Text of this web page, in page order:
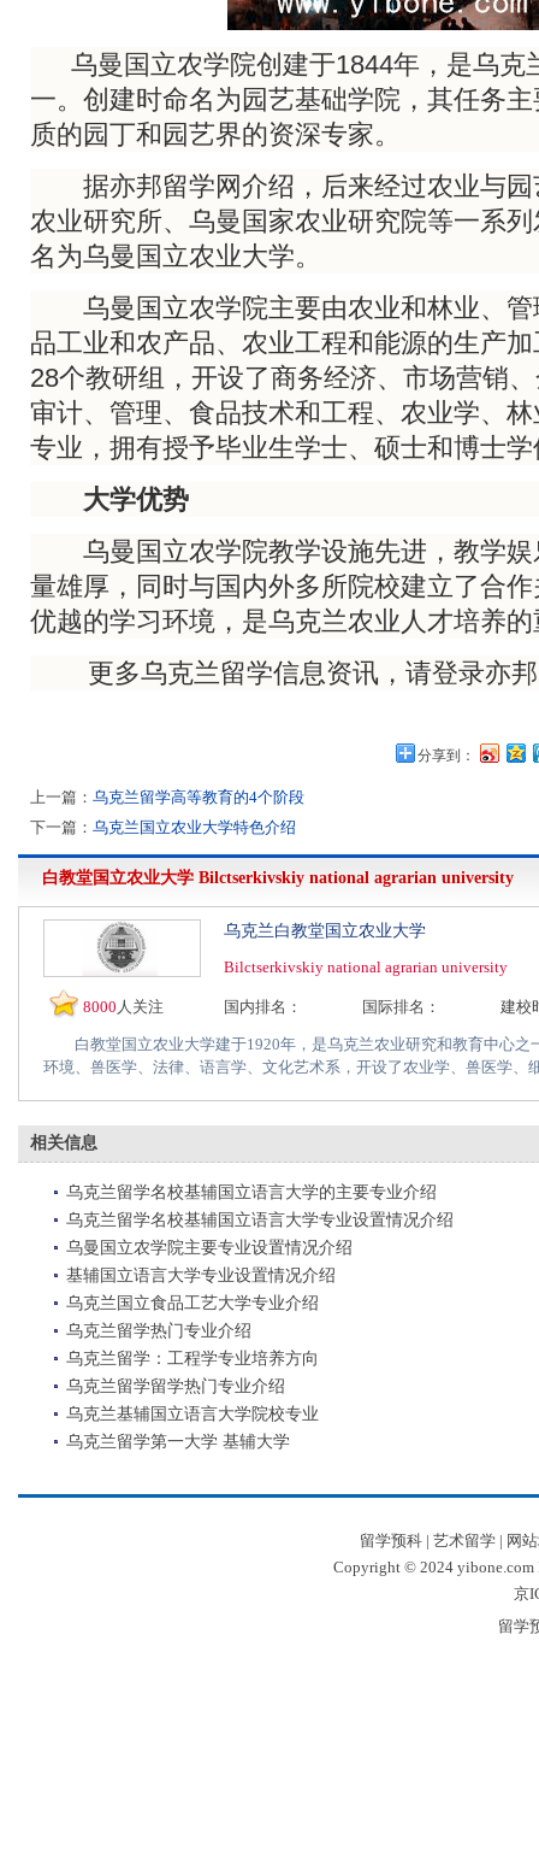
乌曼国立农学院创建于1844年，是乌克
一。创建时命名为园艺基础学院，其任务
质的园丁和园艺界的资深专家。
据亦邦留学网介绍，后来经过农业与园
农业研究所、乌曼国家农业研究院等一系
名为乌曼国立农业大学。
乌曼国立农学院主要由农业和林业、管
品工业和农产品、农业工程和能源的生产
28个教研组，开设了商务经济、市场营销
审计、管理、食品技术和工程、农业学、
专业，拥有授予毕业生学士、硕士和博士
大学优势
乌曼国立农学院教学设施先进，教学娱
量雄厚，同时与国内外多所院校建立了合
优越的学习环境，是乌克兰农业人才培养
更多乌克兰留学信息资讯，请登录亦邦
分享到：
上一篇： 乌克兰留学高等教育的4个阶段
下一篇： 乌克兰国立农业大学特色介绍
白教堂国立农业大学 Bilctserkivskiy national agrarian university
乌克兰白教堂国立农业大学
Bilctserkivskiy national agrarian university
8000 人关注 国内排名： 国际排名： 建校
白教堂国立农业大学建于1920年，是乌克兰农业研究和教育中心之
环境、兽医学、法律、语言学、文化艺术系，开设了农业学、兽医学、
相关信息
乌克兰留学名校基辅国立语言大学的主要专业介绍
乌克兰留学名校基辅国立语言大学专业设置情况介绍
乌曼国立农学院主要专业设置情况介绍
基辅国立语言大学专业设置情况介绍
乌克兰国立食品工艺大学专业介绍
乌克兰留学热门专业介绍
乌克兰留学：工程学专业培养方向
乌克兰留学留学热门专业介绍
乌克兰基辅国立语言大学院校专业
乌克兰留学第一大学 基辅大学
留学预科| 艺术留学| 网
Copyright © 2024 yibone.com
京
留学